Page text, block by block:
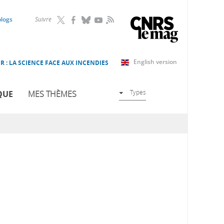
Suivre RSS
English version
: LA SCIENCE FACE AUX INCENDIES
MES THÈMES Types